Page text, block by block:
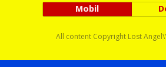
Mobil
All content Copyright Lost